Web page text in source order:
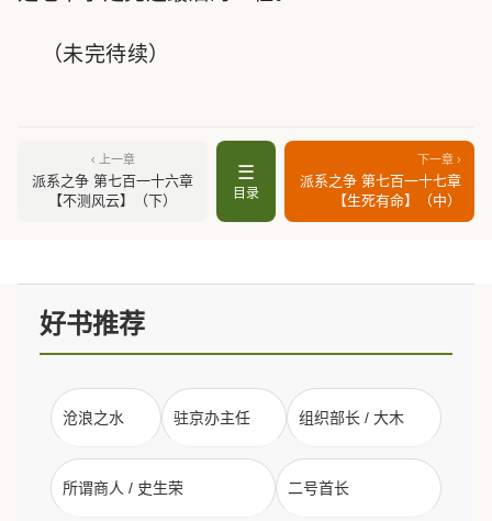
（未完待续）
‹ 上一章
派系之争 第七百一十六章
【不测风云】（下）
☰
目录
下一章 ›
派系之争 第七百一十七章
【生死有命】（中）
好书推荐
沧浪之水 驻京办主任 组织部长 / 大木
所谓商人 / 史生荣 二号首长